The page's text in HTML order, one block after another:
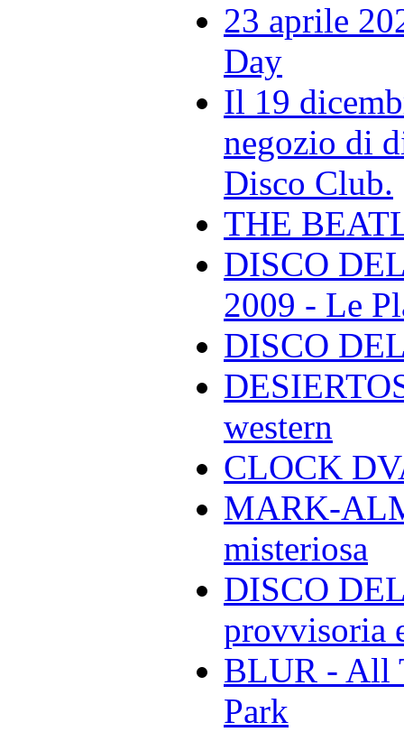
23 aprile
Day
Il 19
negozio di
Disco Club.
THE
DISCO
2009 - Le
DISCO
western
CLOCK
MARK-
misteriosa
DISCO
provvisoria
BLUR - All
Park